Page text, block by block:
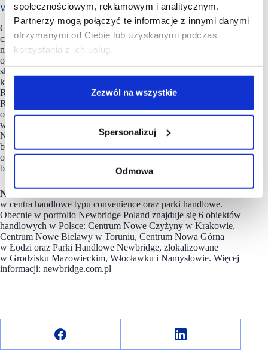
społecznościowym, reklamowym i analitycznym.
Partnerzy mogą połączyć te informacje z innymi danymi
otrzymanymi od Ciebie lub uzyskanymi podczas
korzystania z ich usług.
Zezwól na wszystkie
Spersonalizuj
Odmowa
We wschodniej części Torunia
Centrum Nowe Bielawy zlokalizowane jest we wschodniej
części Torunia w pobliżu DK 15 i 80 oraz autostrady A1,
niecałe 15 minut od Starego Miasta. Otwarty w 2002 roku
obiekt ma powierzchnię 25 tys. m kw. GLA i liczy sobie 70
sklepów, restauracji i punktów usługowych. Wśród
kluczowych najemców znaleźć można m.in. Carrefour, Jysk,
RTV Euro AGD, Douglas, home&you, Big Star, Carry,
Rossmann, Pepco i CCC. W 2022 roku rozpoczęto rozbudowę
obiektu. Już powstał pierwszy park handlowy,
w którym znaleźć można 3 sklepy wielkopowierzchniowe –
NEONET, Komfort i Jysk. W trakcie realizacji jest druga,
bliźniacza inwestycja, którą również wypełnią 3 marki. Oba
obiekty są już w pełni skomercjalizowane / www.nowe-
bielawy.pl
Newbridge Poland
w centra handlowe typu convenience oraz parki handlowe.
Obecnie w portfolio Newbridge Poland znajduje się 6 obiektów
handlowych w Polsce: Centrum Nowe Czyżyny w Krakowie,
Centrum Nowe Bielawy w Toruniu, Centrum Nowa Górna
w Łodzi oraz Parki Handlowe Newbridge, zlokalizowane
w Grodzisku Mazowieckim, Włocławku i Namysłowie. Więcej
informacji: newbridge.com.pl